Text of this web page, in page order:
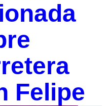
Felipe